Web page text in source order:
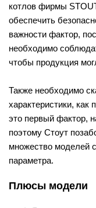
котлов фирмы
обеспечить
важности фактор,
необходимо
чтобы продукция
Также необходимо
характеристики,
это первый фактор,
поэтому Стоут
множество моделей
параметра.
Плюсы модели